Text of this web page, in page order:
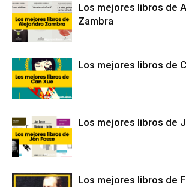
Los mejores libros de
Zambra
Los mejores libros de
Los mejores libros de
Los mejores libros de